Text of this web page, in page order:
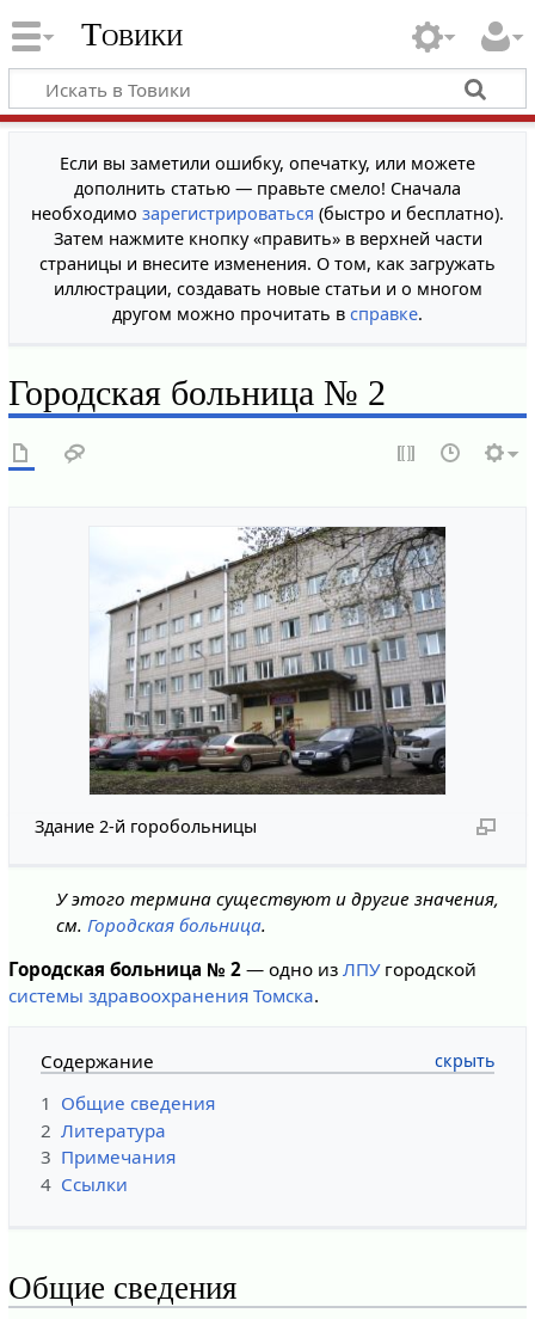
Товики
Если вы заметили ошибку, опечатку, или можете
дополнить статью — правьте смело! Сначала
необходимо зарегистрироваться (быстро и бесплатно).
Затем нажмите кнопку «править» в верхней части
страницы и внесите изменения. О том, как загружать
иллюстрации, создавать новые статьи и о многом
другом можно прочитать в справке.
Городская больница № 2
Здание 2-й горобольницы
У этого термина существуют и другие значения,
см. Городская больница.
Городская больница № 2— одно из ЛПУгородской
системы здравоохранения Томска.
Содержание
1 Общие сведения
2 Литература
3 Примечания
4 Ссылки
Общие сведения